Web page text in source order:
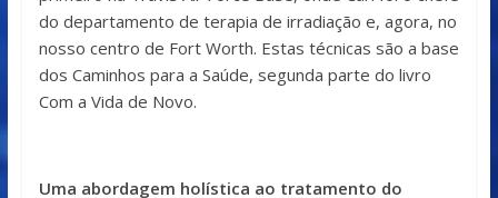
do departamento de terapia de irradiação e, agora, no
nosso centro de Fort Worth. Estas técnicas são a base
dos Caminhos para a Saúde, segunda parte do livro
Com a Vida de Novo.
Uma abordagem holística ao tratamento do